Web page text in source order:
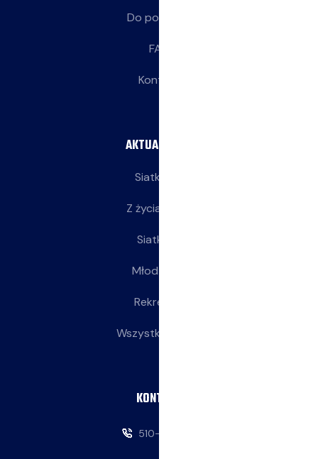
Do pobrania
FAQ
Kontakt
AKTUALNOŚCI
Siatkarze
Z życia klubu
Siatkarki
Młodziczki
Rekreacja
Wszystkie wpisy
KONTAKT
510-146-069